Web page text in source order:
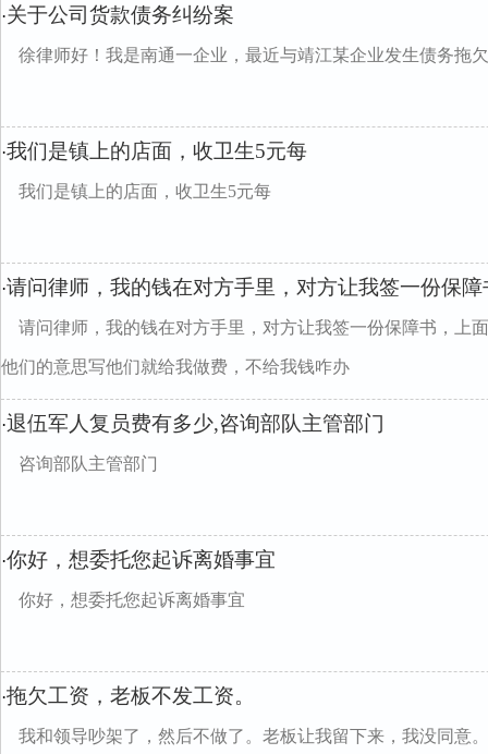
·关于公司货款债务纠纷案
徐律师好！我是南通一企业，最近与靖江某企业发生债务拖
·我们是镇上的店面，收卫生5元每
我们是镇上的店面，收卫生5元每
·请问律师，我的钱在对方手里，对方让我签一份保
请问律师，我的钱在对方手里，对方让我签一份保障书，上
他们的意思写他们就给我做费，不给我钱咋办
·退伍军人复员费有多少,咨询部队主管部门
咨询部队主管部门
·你好，想委托您起诉离婚事宜
你好，想委托您起诉离婚事宜
·拖欠工资，老板不发工资。
我和领导吵架了，然后不做了。老板让我留下来，我没同意